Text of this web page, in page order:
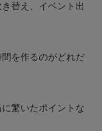
替え、イベント出
を作るのがどれだ
驚いたポイントな